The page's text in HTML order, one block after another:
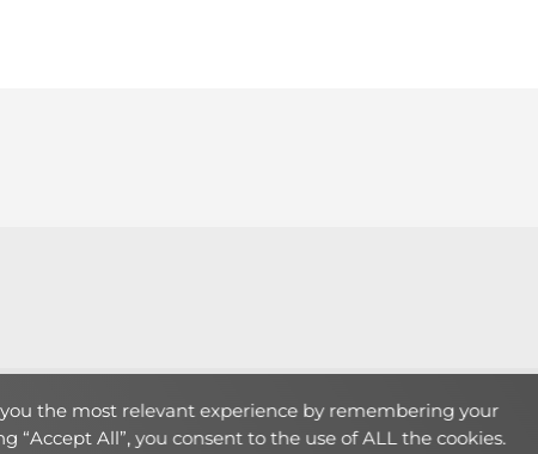
Theme:LearnMoreby Humble Themes.
the most relevant experience by remembering your
“Accept All”, you consent to the use of ALL the cookies.